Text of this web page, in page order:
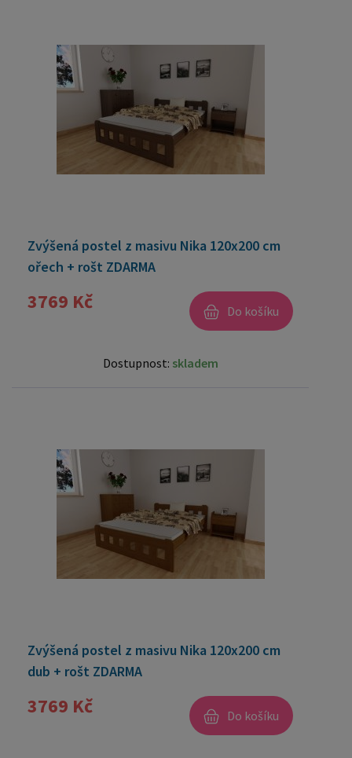
Zvýšená postel z masivu Nika 120x200 cm
ořech + rošt ZDARMA
3769 Kč Do košíku
Dostupnost: skladem
Zvýšená postel z masivu Nika 120x200 cm
dub + rošt ZDARMA
3769 Kč Do košíku